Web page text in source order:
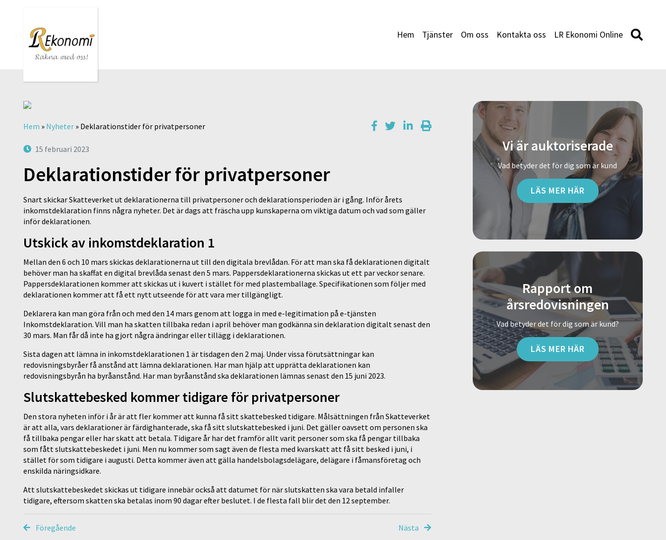
Hem Tjänster Om oss Kontakta oss LR Ekonomi Online
Hem » Nyheter » Deklarationstider för privatpersoner
15 februari 2023
Deklarationstider för privatpersoner
Snart skickar Skatteverket ut deklarationerna till privatpersoner och deklarationsperioden är i gång. Inför årets
inkomstdeklaration finns några nyheter. Det är dags att fräscha upp kunskaperna om viktiga datum och vad som gäller
inför deklarationen.
Utskick av inkomstdeklaration 1
Mellan den 6 och 10 mars skickas deklarationerna ut till den digitala brevlådan. För att man ska få deklarationen digitalt
behöver man ha skaffat en digital brevlåda senast den 5 mars. Pappersdeklarationerna skickas ut ett par veckor senare.
Pappersdeklarationen kommer att skickas ut i kuvert i stället för med plastemballage. Specifikationen som följer med
deklarationen kommer att få ett nytt utseende för att vara mer tillgängligt.
Deklarera kan man göra från och med den 14 mars genom att logga in med e-legitimation på e-tjänsten
Inkomstdeklaration. Vill man ha skatten tillbaka redan i april behöver man godkänna sin deklaration digitalt senast den
30 mars. Man får då inte ha gjort några ändringar eller tillägg i deklarationen.
Sista dagen att lämna in inkomstdeklarationen 1 är tisdagen den 2 maj. Under vissa förutsättningar kan
redovisningsbyråer få anstånd att lämna deklarationen. Har man hjälp att upprätta deklarationen kan
redovisningsbyrån ha byråanstånd. Har man byråanstånd ska deklarationen lämnas senast den 15 juni 2023.
Slutskattebesked kommer tidigare för privatpersoner
Den stora nyheten inför i år är att fler kommer att kunna få sitt skattebesked tidigare. Målsättningen från Skatteverket
är att alla, vars deklarationer är färdighanterade, ska få sitt slutskattebesked i juni. Det gäller oavsett om personen ska
få tillbaka pengar eller har skatt att betala. Tidigare år har det framför allt varit personer som ska få pengar tillbaka
som fått slutskattebeskedet i juni. Men nu kommer som sagt även de flesta med kvarskatt att få sitt besked i juni, i
stället för som tidigare i augusti. Detta kommer även att gälla handelsbolagsdelägare, delägare i fåmansföretag och
enskilda näringsidkare.
Att slutskattebeskedet skickas ut tidigare innebär också att datumet för när slutskatten ska vara betald infaller
tidigare, eftersom skatten ska betalas inom 90 dagar efter beslutet. I de flesta fall blir det den 12 september.
Föregående Nästa
Vi är auktoriserade
Vad betyder det för dig som är kund
LÄS MER HÄR
Rapport om
årsredovisningen
Vad betyder det för dig som är kund?
LÄS MER HÄR